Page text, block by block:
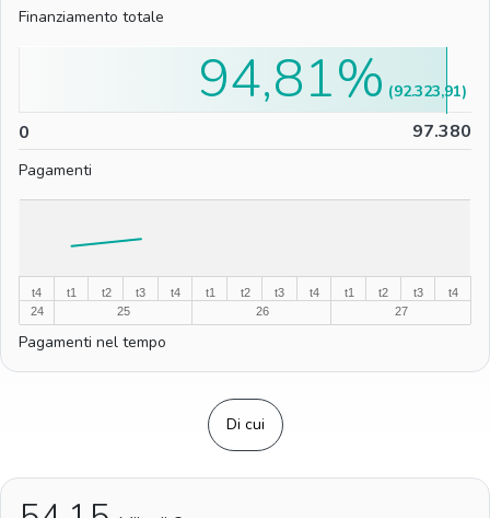
Finanziamento totale
0 97.380
94,81% (92.323,91)
Pagamenti
t4
24
t1
25
t2 t3 t4
t1
26
t2 t3 t4
t1
27
t2 t3 t4
Pagamenti nel tempo
Di cui